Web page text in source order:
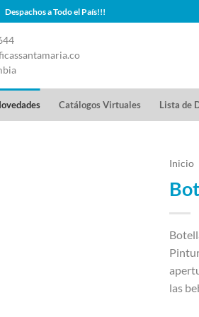
Despachos a Todo el País!!!
Catálogos Virtuales Lista de
Inicio
las